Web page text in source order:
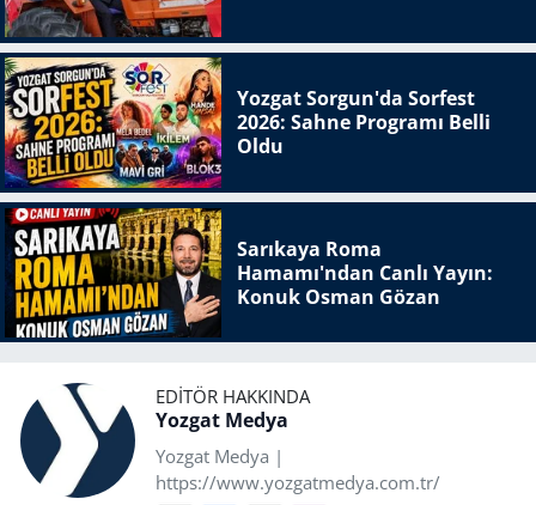
Yozgat Sorgun'da Sorfest
2026: Sahne Programı Belli
Oldu
Sarıkaya Roma
Hamamı'ndan Canlı Yayın:
Konuk Osman Gözan
EDITÖR HAKKINDA
Yozgat Medya
Yozgat Medya |
https://www.yozgatmedya.com.tr/